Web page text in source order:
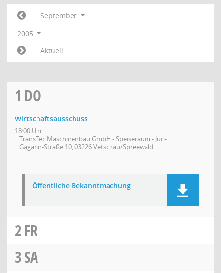
September
2005
Aktuell
1 DO
Wirtschaftsausschuss
18:00 Uhr
TransTec Maschinenbau GmbH - Speiseraum - Juri-
Gagarin-Straße 10, 03226 Vetschau/Spreewald
Öffentliche Bekanntmachung
2FR
3SA